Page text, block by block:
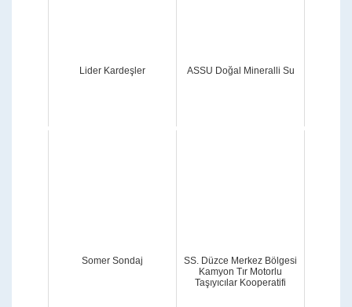
Lider Kardeşler ASSU Doğal Mineralli Su
Somer Sondaj
SS. Düzce Merkez Bölgesi
Kamyon Tır Motorlu
Taşıyıcılar Kooperatifi